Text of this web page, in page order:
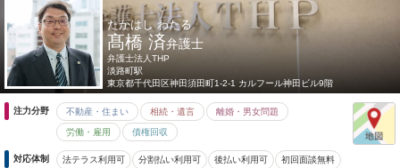
たかはし わたる
髙橋 済弁護士
弁護士法人THP
淡路町駅
東京都千代田区神田須田町1-2-1 カルフール神田ビル9階
注力分野 不動産・住まい 相続・遺言 離婚・男女問題
労働・雇用 債権回収
対応体制 法テラス利用可 分割払い利用可 後払い利用可 初回面談無料